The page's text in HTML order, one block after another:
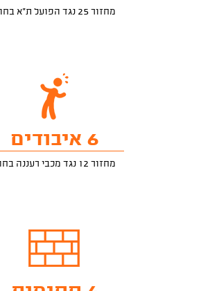
מחזור 25 נגד הפועל ת"א בחוץ
6 איבודים
מחזור 12 נגד מכבי רעננה בחוץ